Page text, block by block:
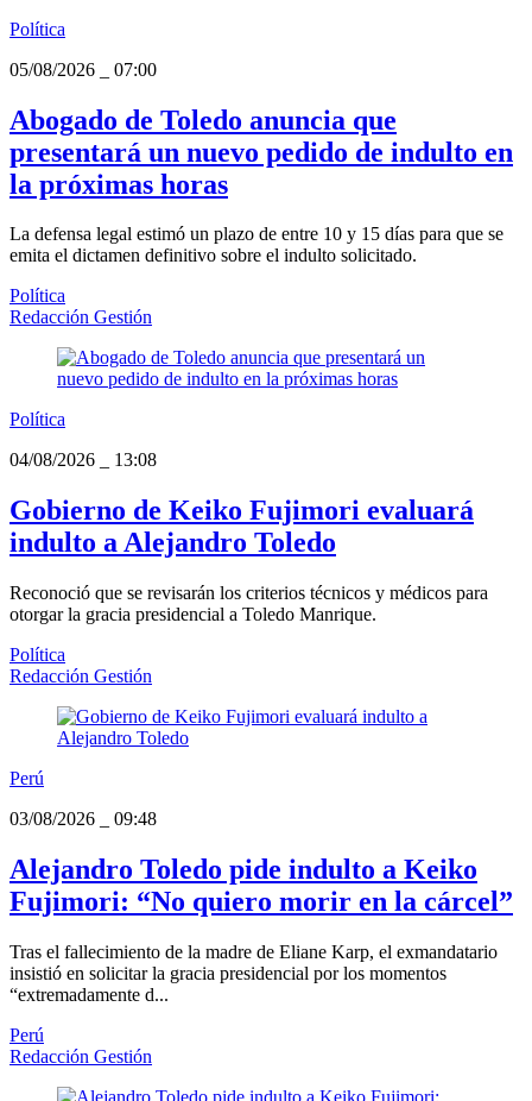
Política
05/08/2026
07:00
Abogado de Toledo anuncia que
presentará un nuevo pedido de indulto en
la próximas horas
La defensa legal estimó un plazo de entre 10 y 15 días para que se
emita el dictamen definitivo sobre el indulto solicitado.
Política
Redacción Gestión
Política
04/08/2026
13:08
Gobierno de Keiko Fujimori evaluará
indulto a Alejandro Toledo
Reconoció que se revisarán los criterios técnicos y médicos para
otorgar la gracia presidencial a Toledo Manrique.
Política
Redacción Gestión
Perú
03/08/2026
09:48
Alejandro Toledo pide indulto a Keiko
Fujimori: “No quiero morir en la cárcel”
Tras el fallecimiento de la madre de Eliane Karp, el exmandatario
insistió en solicitar la gracia presidencial por los momentos
“extremadamente d...
Perú
Redacción Gestión